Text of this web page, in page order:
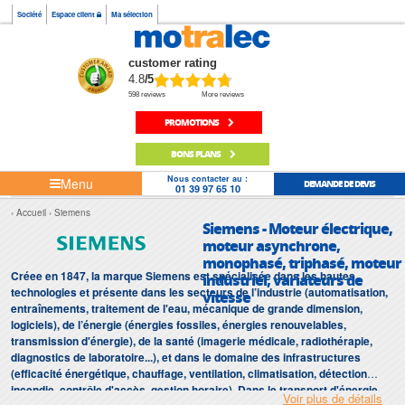
Société Espace client Ma sélection
customer rating
4.8/5
598 reviews More reviews
PROMOTIONS
BONS PLANS
Menu Nous contacter au :
01 39 97 65 10 DEMANDE DE DEVIS
Accueil Siemens
Siemens - Moteur électrique,
moteur asynchrone,
monophasé, triphasé, moteur
industriel, variateurs de
vitesse
Créee en 1847, la marque Siemens est spécialisée dans les hautes
technologies et présente dans les secteurs de l’industrie (automatisation,
entraînements, traitement de l'eau, mécanique de grande dimension,
logiciels), de l’énergie (énergies fossiles, énergies renouvelables,
transmission d'énergie), de la santé (imagerie médicale, radiothérapie,
diagnostics de laboratoire...), et dans le domaine des infrastructures
(efficacité énergétique, chauffage, ventilation, climatisation, détection
incendie, contrôle d'accès, gestion horaire). Dans le transport d'énergie,
Voir plus de détails